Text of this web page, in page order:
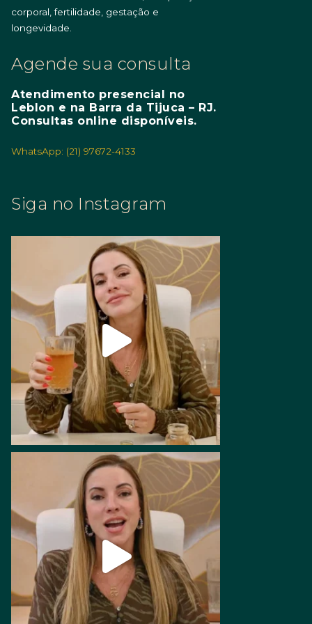
corporal, fertilidade, gestação e
longevidade.
Agende sua consulta
Atendimento presencial no
Leblon e na Barra da Tijuca – RJ.
Consultas online disponíveis.
WhatsApp: (21) 97672-4133
Siga no Instagram